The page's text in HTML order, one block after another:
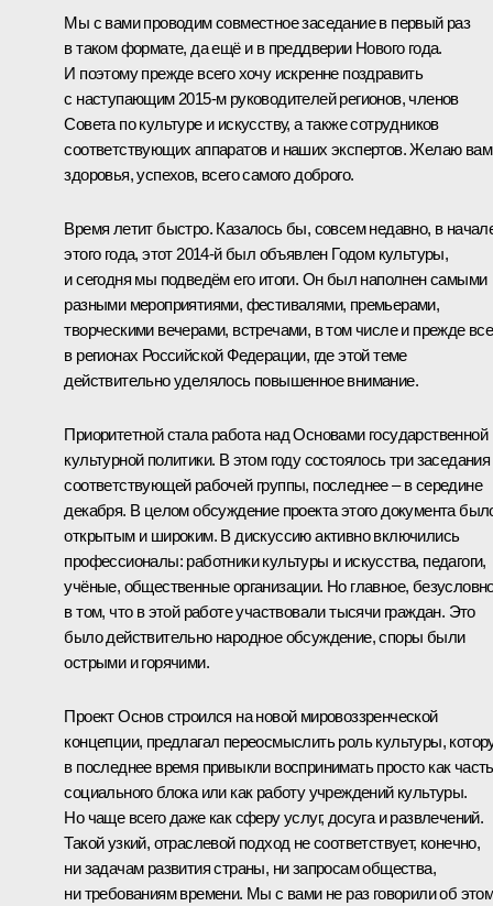
Мы с вами проводим совместное заседание в первый раз
в таком формате, да ещё и в преддверии Нового года.
И поэтому прежде всего хочу искренне поздравить
с наступающим 2015-м руководителей регионов, членов
Совета по культуре и искусству, а также сотрудников
соответствующих аппаратов и наших экспертов. Желаю вам
здоровья, успехов, всего самого доброго.
Время летит быстро. Казалось бы, совсем недавно, в
этого года, этот 2014-й был объявлен Годом культуры,
и сегодня мы подведём его итоги. Он был наполнен самыми
разными мероприятиями, фестивалями, премьерами,
творческими вечерами, встречами, в том числе и прежде
в регионах Российской Федерации, где этой теме
действительно уделялось повышенное внимание.
Приоритетной стала работа над Основами государственной
культурной политики. В этом году состоялось три заседания
соответствующей рабочей группы, последнее – в середине
декабря. В целом обсуждение проекта этого документа
открытым и широким. В дискуссию активно включились
профессионалы: работники культуры и искусства, педагоги,
учёные, общественные организации. Но главное,
в том, что в этой работе участвовали тысячи граждан. Это
было действительно народное обсуждение, споры были
острыми и горячими.
Проект Основ строился на новой мировоззренческой
концепции, предлагал переосмыслить роль культуры,
в последнее время привыкли воспринимать просто как часть
социального блока или как работу учреждений культуры.
Но чаще всего даже как сферу услуг, досуга и развлечений.
Такой узкий, отраслевой подход не соответствует, конечно,
ни задачам развития страны, ни запросам общества,
ни требованиям времени. Мы с вами не раз говорили об